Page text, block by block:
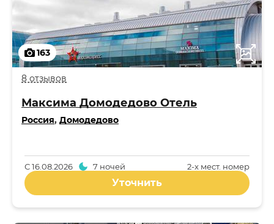
163
8 отзывов
Максима Домодедово Отель
Россия, Домодедово
2-x мест. номер
С16.08.2026 7 ночей
Уточнить